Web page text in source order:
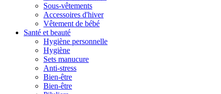
Sous-vêtements
Accessoires d'hiver
Vêtement de bébé
Santé et beauté
Hygiène personnelle
Hygiène
Sets manucure
Anti-stress
Bien-être
Bien-être